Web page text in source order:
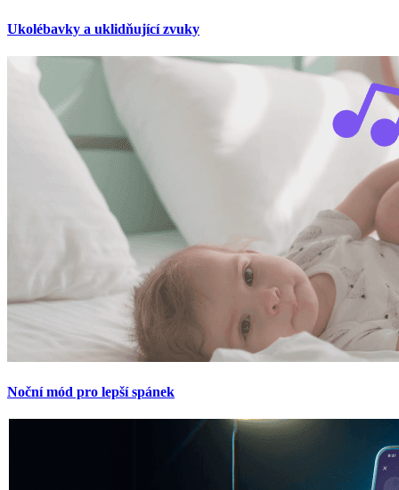
Ukolébavky a uklidňující zvuky
Noční mód pro lepší spánek